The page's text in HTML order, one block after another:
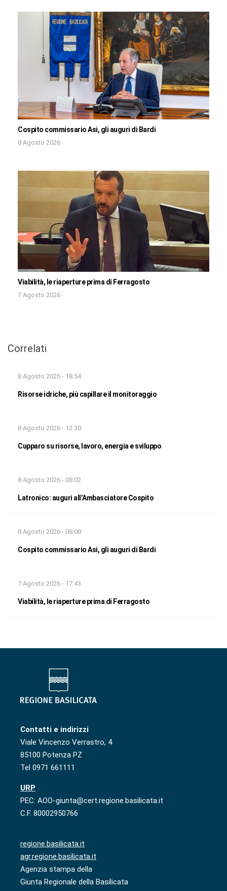
Cospito commissario Asi, gli auguri di Bardi
8 Agosto 2026
Viabilità, le riaperture prima di Ferragosto
7 Agosto 2026
Correlati
8 Agosto 2026 - 18:54
Risorse idriche, più capillare il monitoraggio
8 Agosto 2026 - 12:30
Cupparo su risorse, lavoro, energia e sviluppo
8 Agosto 2026 - 08:02
Latronico: auguri all’Ambasciatore Cospito
8 Agosto 2026 - 08:00
Cospito commissario Asi, gli auguri di Bardi
7 Agosto 2026 - 17:43
Viabilità, le riaperture prima di Ferragosto
Contatti e indirizzi
Viale Vincenzo Verrastro, 4
85100 Potenza PZ
Tel 0971 661111
URP
PEC: AOO-giunta@cert.regione.basilicata.it
C.F. 80002950766
regione.basilicata.it
agr.regione.basilicata.it
Agenzia stampa della
Giunta Regionale della Basilicata